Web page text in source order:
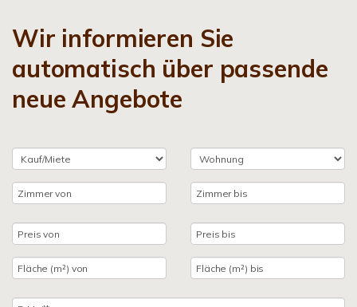
Wir informieren Sie
automatisch über passende
neue Angebote